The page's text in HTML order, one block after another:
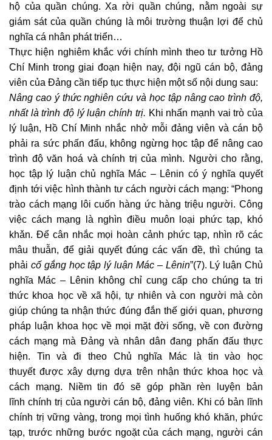
hộ của quần chúng. Xa rời quần chúng, nằm ngoài sự
giám sát của quần chúng là môi trường thuận lợi để chủ
nghĩa cá nhân phát triển…
Thực hiện nghiêm khắc với chính mình theo tư tưởng Hồ
Chí Minh trong giai đoạn hiện nay, đội ngũ cán bộ, đảng
viên của Đảng cần tiếp tục thực hiện một số nội dung sau:
Nâng cao ý thức nghiên cứu và học tập nâng cao trình độ,
nhất là trình độ lý luận chính trị. Khi nhấn mạnh vai trò của
lý luận, Hồ Chí Minh nhắc nhở mỗi đảng viên và cán bộ
phải ra sức phấn đấu, không ngừng học tập để nâng cao
trình độ văn hoá và chính trị của mình. Người cho rằng,
học tập lý luận chủ nghĩa Mác – Lênin có ý nghĩa quyết
định tới việc hình thành tư cách người cách mạng: “Phong
trào cách mạng lôi cuốn hàng ức hàng triệu người. Công
việc cách mạng là nghìn điều muôn loại phức tạp, khó
khǎn. Để cân nhắc mọi hoàn cảnh phức tạp, nhìn rõ các
mâu thuẫn, để giải quyết đúng các vấn đề, thì chúng ta
phải cố gắng học tập lý luận Mác – Lênin”(7). Lý luận Chủ
nghĩa Mác – Lênin không chỉ cung cấp cho chúng ta tri
thức khoa học về xã hội, tự nhiên và con người mà còn
giúp chúng ta nhận thức đúng đắn thế giới quan, phương
pháp luận khoa học về mọi mặt đời sống, về con đường
cách mạng mà Đảng và nhân dân đang phấn đấu thực
hiện. Tin và đi theo Chủ nghĩa Mác là tin vào học
thuyết được xây dựng dựa trên nhận thức khoa học và
cách mạng. Niềm tin đó sẽ góp phần rèn luyện bản
lĩnh chính trị của người cán bộ, đảng viên. Khi có bản lĩnh
chính trị vững vàng, trong mọi tình huống khó khăn, phức
tạp, trước những bước ngoặt của cách mạng, người cán